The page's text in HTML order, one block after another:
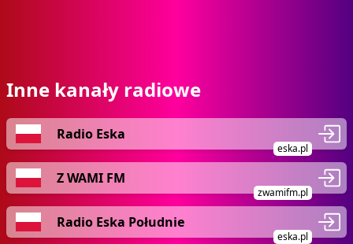
Inne kanały radiowe
Radio Eska
eska.pl
Z WAMI FM
zwamifm.pl
Radio Eska Południe
eska.pl